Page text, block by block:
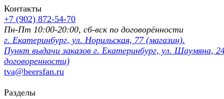
Контакты
+7 (902) 872-54-70
Пн-Пт 10:00-20:00, сб-вск по договорённости
г. Екатеринбург, ул. Норильская, 77 (магазин).
Пункт выдачи заказов г. Екатеринбург, ул. Шаумяна,
договоренности)
tva@beersfan.ru
Разделы